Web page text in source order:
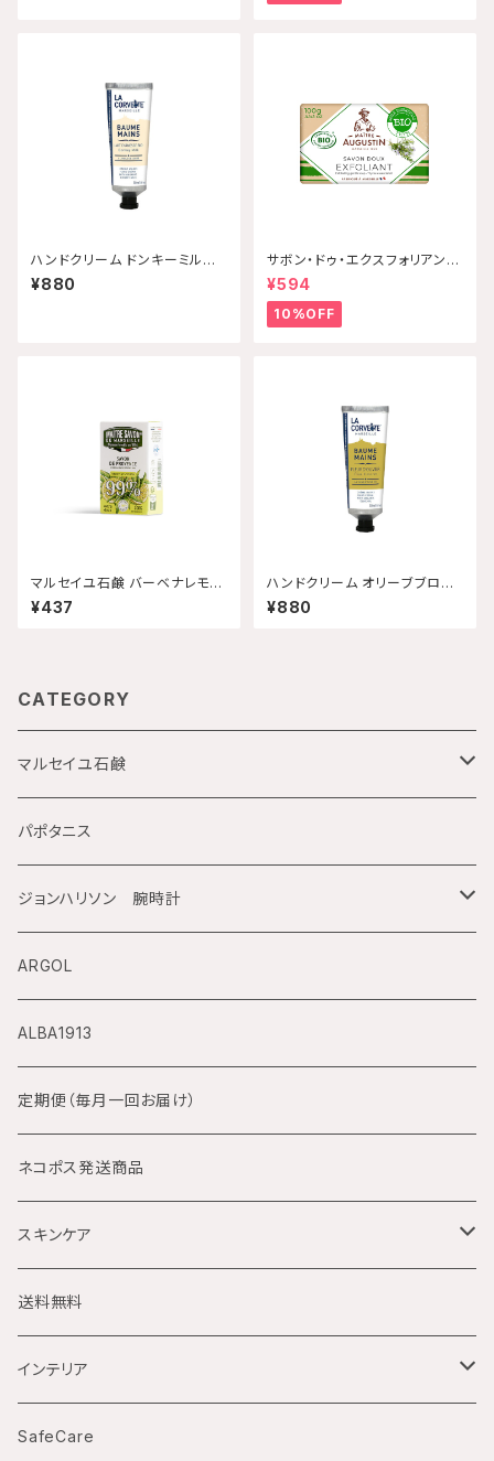
ハンドクリーム ドンキーミルク
30mL 【配送グループQ】
¥880
サボン・ドゥ・エクスフォリアン
ト・ビオ タイム 100g Maitre
Augustin 【配送グループQ】
¥594
10%OFF
マルセイユ石鹸 バーベナレモン
100g ネコポス発送
¥437
ハンドクリーム オリーブブロッ
サム 30mL 【配送グループQ】
¥880
CATEGORY
マルセイユ石鹸
Maitre Savon de Marseille
オーセンティック
Savon de Provence
La corvette
Maitre Augustin
パポタニス
ジョンハリソン 腕時計
電池式電波時計
デジアナ方式
手巻付自動巻腕時計
自動巻のみ腕時計
電池式クォーツ腕時計
ソーラー電波腕時計
国産ムーブメント腕時計（クォーツ）
バックスケルトン
ARGOL
ALBA1913
定期便（毎月一回お届け）
ネコポス発送商品
スキンケア
ハンドクリーム
La corvette
送料無料
インテリア
傘立て
SafeCare